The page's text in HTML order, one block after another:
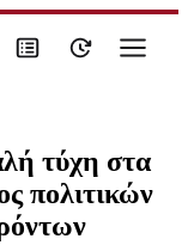
τύχη στα
πολιτικών